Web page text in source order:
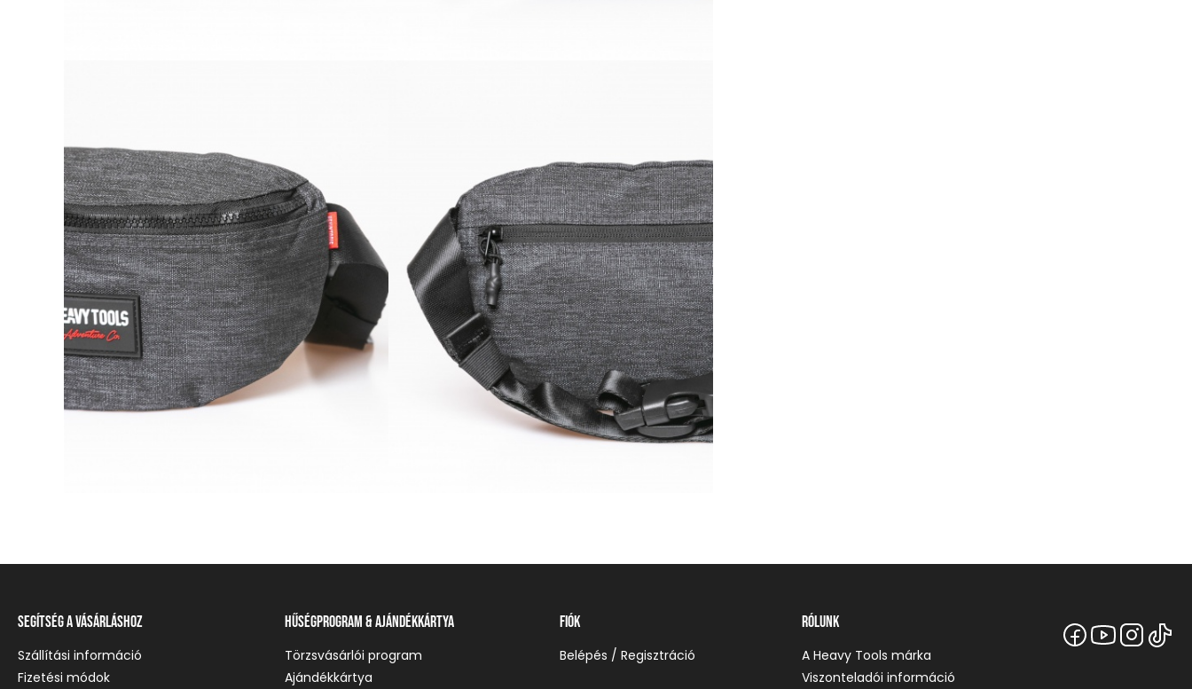
Segítség a vásárláshoz
Szállítási információ
Fizetési módok
Hűségprogram & Ajándékkártya
Törzsvásárlói program
Ajándékkártya
Fiók
Belépés / Regisztráció
Rólunk
A Heavy Tools márka
Viszonteladói információ